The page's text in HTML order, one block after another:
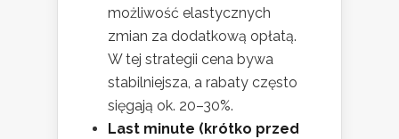
możliwość elastycznych
zmian za dodatkową opłatą.
W tej strategii cena bywa
stabilniejsza, a rabaty często
sięgają ok. 20–30%.
Last minute (krótko przed